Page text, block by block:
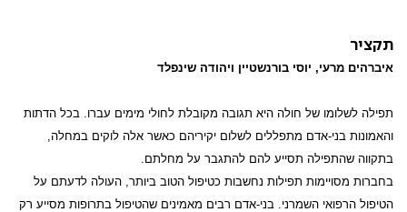
תקציר
איברהים מרעי, יוסי בורנשטיין ויהודה שינפלד
תפילה לשלומו של חולה היא תגובה מקובלת לחולי מימים עברו. בכל הדתות
והאמונות בני-אדם מתפללים לשלום יקיריהם כאשר אלה לוקים במחלה,
בתקווה שהתפילה תסייע להם להתגבר על מחלתם.
בחברות מסויימות תפילות נחשבות כטיפול הטוב ביותר, העולה לדעתם על
הטיפול הרפואי השמרני. בני-אדם רבים מאמינים שהטיפול בתרופות מסייע רק